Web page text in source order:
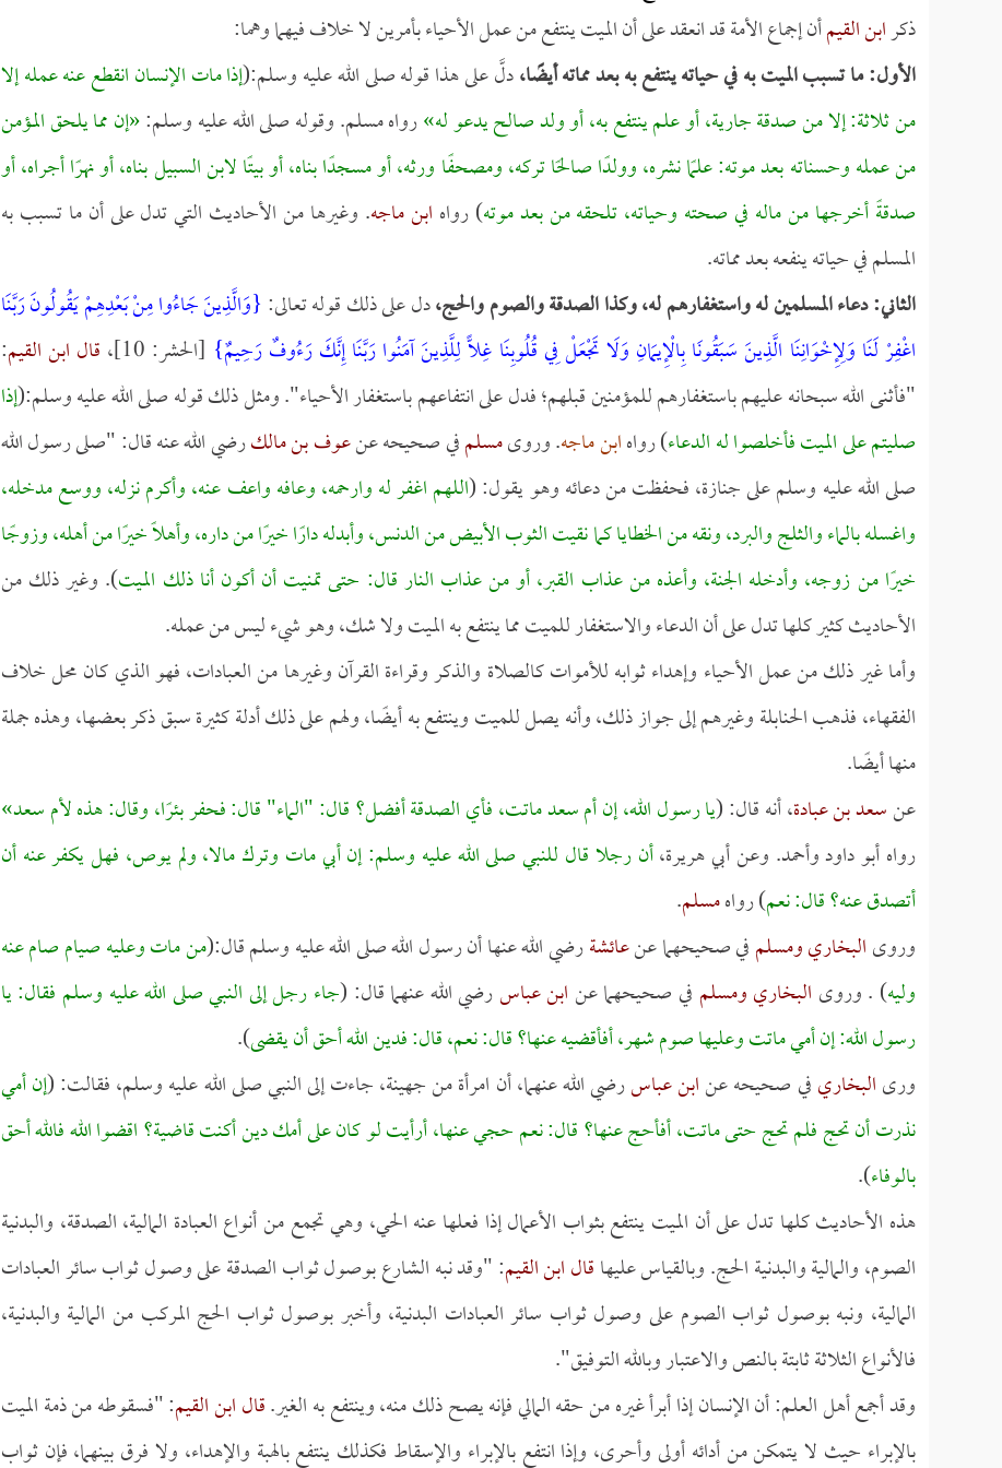
ذكرابن القيمأن إجماع الأمة قد انعقد على أن الميت ينتفع من عمل الأحياء بأمرين لا خلاف فيهما وهما:
الأول: ما تسبب الميت به في حياته ينتفع به بعد مماته أيضًا،دلَّ على هذا قوله صلى الله عليه وسلم:(إذا مات الإنسان انقطع عنه عمله إلا
من ثلاثة: إلا من صدقة جارية، أو علم ينتفع به، أو ولد صالح يدعو له»رواه مسلم. وقوله صلى الله عليه وسلم:«إن مما يلحق المؤمن
من عمله وحسناته بعد موته: علمًا نشره، وولدًا صالحًا تركه، ومصحفًا ورثه، أو مسجدًا بناه، أو بيتًا لابن السبيل بناه، أو نهرًا أجراه، أو
صدقةً أخرجها من ماله في صحته وحياته، تلحقه من بعد موته) رواه ابن ماجه. وغيرها من الأحاديث التي تدل على أن ما تسبب به
المسلم في حياته ينفعه بعد مماته.
الثاني: دعاء المسلمين له واستغفارهم له، وكذا الصدقة والصوم والحج،دل على ذلك قوله تعالى: {وَالَّذِينَ جَاءُوا مِنْ بَعْدِهِمْ يَقُولُونَ رَبَّنَا
اغْفِرْ لَنَا وَلِإِخْوَانِنَا الَّذِينَ سَبَقُونَا بِالْإِيمَانِ وَلَا تَجْعَلْ فِي قُلُوبِنَا غِلًّا لِلَّذِينَ آمَنُوا رَبَّنَا إِنَّكَ رَءُوفٌ رَحِيمٌ} [الحشر: 10]، قال ابن القيم:
"فأثنى الله سبحانه عليهم باستغفارهم للمؤمنين قبلهم؛ فدل على انتفاعهم باستغفار الأحياء". ومثل ذلك قوله صلى الله عليه وسلم:(إذا
صليتم على الميت فأخلصوا له الدعاء) رواهابن ماجه. وروىمسلمفي صحيحه عنعوف بن مالكرضي الله عنه قال: "صلى رسول الله
صلى الله عليه وسلم على جنازة، فحفظت من دعائه وهو يقول: (اللهم اغفر له وارحمه، وعافه واعف عنه، وأكرم نزله، ووسع مدخله،
واغسله بالماء والثلج والبرد، ونقه من الخطايا كما نقيت الثوب الأبيض من الدنس، وأبدله دارًا خيرًا من داره، وأهلًا خيرًا من أهله، وزوجًا
خيرًا من زوجه، وأدخله الجنة، وأعذه من عذاب القبر، أو من عذاب النارقال: حتى تمنيت أن أكون أنا ذلك الميت). وغير ذلك من
الأحاديث كثير كلها تدل على أن الدعاء والاستغفار للميت مما ينتفع به الميت ولا شك، وهو شيء ليس من عمله.
وأما غير ذلك من عمل الأحياء وإهداء ثوابه للأموات كالصلاة والذكر وقراءة القرآن وغيرها من العبادات، فهو الذي كان محل خلاف
الفقهاء، فذهب الحنابلة وغيرهم إلى جواز ذلك، وأنه يصل للميت وينتفع به أيضًا، ولهم على ذلك أدلة كثيرة سبق ذكر بعضها، وهذه جملة
منها أيضًا.
عنسعد بن عبادة، أنه قال: (يا رسول الله، إن أم سعد ماتت، فأي الصدقة أفضل؟ قال: "الماء" قال: فحفر بئرًا، وقال: هذه لأم سعد»
رواه أبو داود وأحمد. وعن أبي هريرة،أن رجلا قال للنبي صلى الله عليه وسلم: إن أبي مات وترك مالا، ولم يوص، فهل يكفر عنه أن
أتصدق عنه؟ قال: نعم) رواهمسلم.
وروىالبخاريومسلمفي صحيحهما عنعائشةرضي الله عنها أن رسول الله صلى الله عليه وسلم قال:(من مات وعليه صيام صام عنه
وليه) . وروى البخاري ومسلم في صحيحهما عن ابن عباسرضي الله عنهما قال: (جاء رجل إلى النبي صلى الله عليه وسلم فقال: يا
رسول الله: إن أمي ماتت وعليها صوم شهر، أفأقضيه عنها؟ قال: نعم، قال: فدين الله أحق أن يقضى).
ورىالبخاريفي صحيحه عنابن عباسرضي الله عنهما، أن امرأة من جهينة، جاءت إلى النبي صلى الله عليه وسلم، فقالت: (إن أمي
نذرت أن تحج فلم تحج حتى ماتت، أفأحج عنها؟ قال: نعم حجي عنها، أرأيت لو كان على أمك دين أكنت قاضية؟ اقضوا الله فالله أحق
بالوفاء).
هذه الأحاديث كلها تدل على أن الميت ينتفع بثواب الأعمال إذا فعلها عنه الحي، وهي تجمع من أنواع العبادة المالية، الصدقة، والبدنية
الصوم، والمالية والبدنية الحج. وبالقياس عليهاقال ابن القيم: "وقد نبه الشارع بوصول ثواب الصدقة على وصول ثواب سائر العبادات
المالية، ونبه بوصول ثواب الصوم على وصول ثواب سائر العبادات البدنية، وأخبر بوصول ثواب الحج المركب من المالية والبدنية،
فالأنواع الثلاثة ثابتة بالنص والاعتبار وبالله التوفيق".
وقد أجمع أهل العلم: أن الإنسان إذا أبرأ غيره من حقه المالي فإنه يصح ذلك منه، وينتفع به الغير.قال ابن القيم: "فسقوطه من ذمة الميت
بالإبراء حيث لا يتمكن من أدائه أولى وأحرى، وإذا انتفع بالإبراء والإسقاط فكذلك ينتفع بالهبة والإهداء، ولا فرق بينهما، فإن ثواب